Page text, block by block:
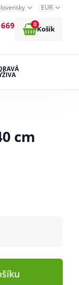
EUR
0
Košík
cm